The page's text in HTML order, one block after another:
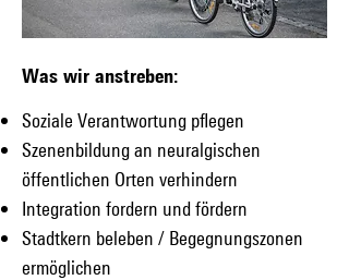
Was wir anstreben:
Soziale Verantwortung pflegen
Szenenbildung an neuralgischen
öffentlichen Orten verhindern
Integration fordern und fördern
Stadtkern beleben / Begegnungszonen
ermöglichen